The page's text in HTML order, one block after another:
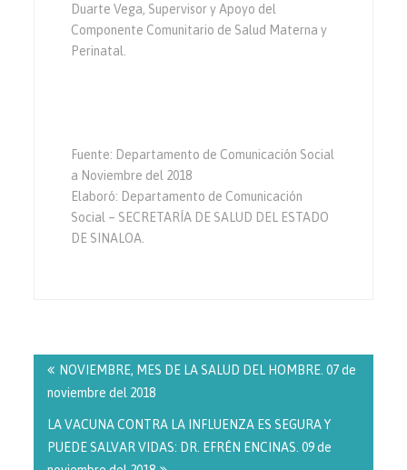
Duarte Vega, Supervisor y Apoyo del
Componente Comunitario de Salud Materna y
Perinatal.
Fuente: Departamento de Comunicación Social
a Noviembre del 2018
Elaboró: Departamento de Comunicación
Social – SECRETARÍA DE SALUD DEL ESTADO
DE SINALOA.
de
entradas
NOVIEMBRE, MES DE LA SALUD DEL HOMBRE. 07 de
noviembre del 2018
LA VACUNA CONTRA LA INFLUENZA ES SEGURA Y
PUEDE SALVAR VIDAS: DR. EFRÉN ENCINAS. 09 de